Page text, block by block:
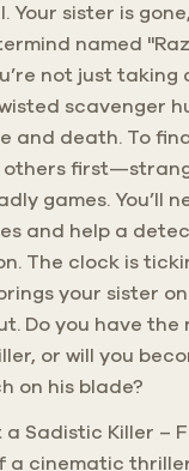
Your sister is
named
not just taking
scavenger
and death. To find
others
games. You’ll
and help a
The clock is
your sister
Do you have the
or will you
on his blade?
a Sadistic Killer –
a cinematic